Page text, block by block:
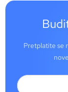
Pretplatite se